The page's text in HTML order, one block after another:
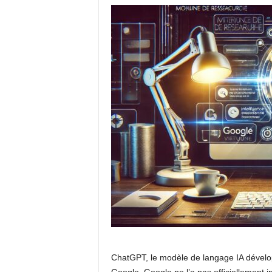
ChatGPT, le modèle de langage IA